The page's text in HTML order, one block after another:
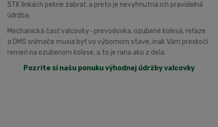
STK linkách pekne zabrať, a preto je nevyhnutná ich pravidelná
údržba.
Mechanická časť valcovky- prevodovka, ozubené kolesá, reťaze
a DMS snímače musia byť vo výbornom stave, inak Vám preskočí
remeň na ozubenom kolese, a to je rana ako z dela.
Pozrite si našu ponuku výhodnej údržby valcovky